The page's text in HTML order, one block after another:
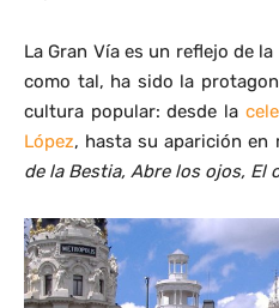
La Gran Vía es un reflejo de
como tal, ha sido la
cultura popular: desde la
López, hasta su aparición
de la Bestia, Abre los ojos, El